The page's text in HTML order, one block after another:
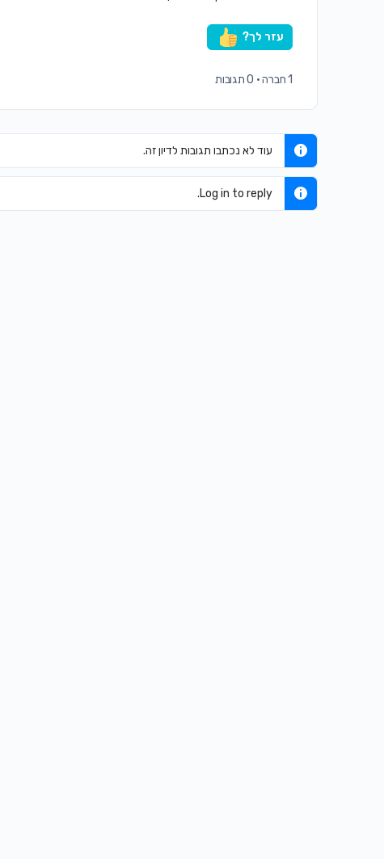
עזר לך?
1 חברה · 0 תגובות
עוד לא נכתבו תגובות לדיון זה.
Log in to reply.